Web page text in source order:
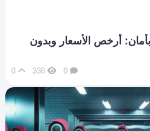
اشحن شدات ببجي UC بأمان: أرخص الأسعار وبدون
0
336